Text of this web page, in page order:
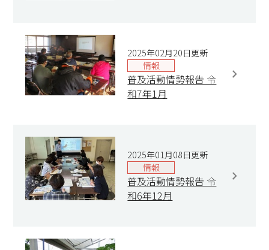
2025年02月20日更新
情報
普及活動情勢報告 令
和7年1月
2025年01月08日更新
情報
普及活動情勢報告 令
和6年12月